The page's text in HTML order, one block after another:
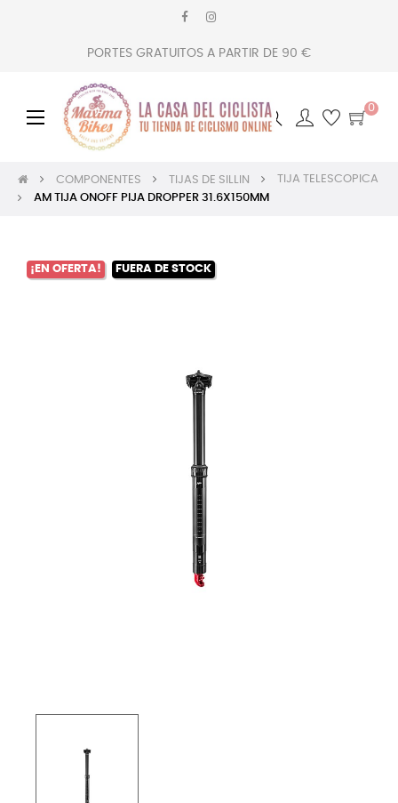
PORTES GRATUITOS A PARTIR DE 90 €
Navegación
palanca
☰
0
COMPONENTES TIJAS DE SILLIN
TIJA TELESCOPICA
AM TIJA ONOFF PIJA DROPPER 31.6X150MM
¡EN OFERTA! FUERA DE STOCK